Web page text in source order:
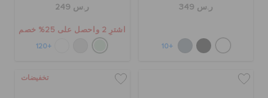
ر.س 349
+10
ر.س 249
اشترِ 2 واحصل على 25% خصم
+120
تخفيضات